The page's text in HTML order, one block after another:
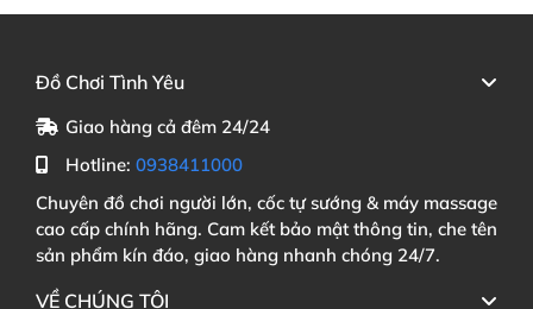
Đồ Chơi Tình Yêu
Giao hàng cả đêm 24/24
Hotline: 0938411000
Chuyên đồ chơi người lớn, cốc tự sướng & máy massage
cao cấp chính hãng. Cam kết bảo mật thông tin, che tên
sản phẩm kín đáo, giao hàng nhanh chóng 24/7.
VỀ CHÚNG TÔI